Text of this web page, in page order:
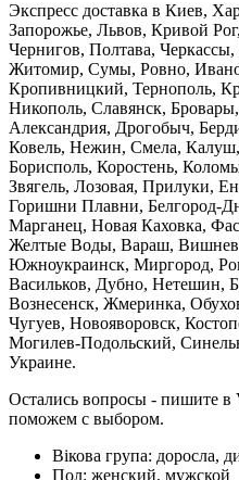
Экспресс доставка в Киев,
Запорожье, Львов, Кривой
Чернигов, Полтава,
Житомир, Сумы, Ровно,
Кропивницкий, Тернополь,
Никополь, Славянск,
Александрия, Дрогобыч,
Ковель, Нежин, Смела,
Борисполь, Коростень,
Звягель, Лозовая, Прилуки,
Горишни Плавни, Белгород-
Марганец, Новая Каховка,
Желтые Воды, Вараш,
Южноукраинск, Миргород,
Васильков, Дубно, Нетешин,
Вознесенск, Жмеринка,
Чугуев, Новояворовск,
Могилев-Подольский,
Украине.
Остались вопросы - пишите в
поможем с выбором.
Вікова група: доросла,
Пол: женский, мужской